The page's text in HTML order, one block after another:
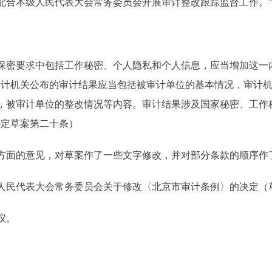
本级人民代表大会常务委员会开展审计整改跟踪监督工作。
密要求中包括工作秘密、个人隐私和个人信息，应当增加这
机关公布的审计结果应当包括被审计单位的基本情况，审计
审计单位的整改情况等内容。审计结果涉及国家秘密、工
草案第二十条）
面的意见，对草案作了一些文字修改，并对部分条款的顺序作
民代表大会常务委员会关于修改〈北京市审计条例〉的决定